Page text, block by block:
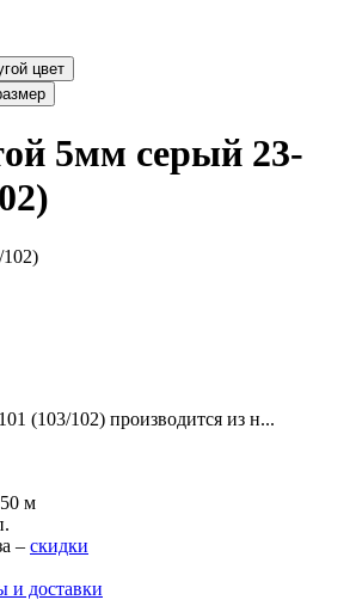
Выбрать другой цвет
5мм серый 23-
102)
(103/102) производится из н...
50 м
– скидки
и доставки